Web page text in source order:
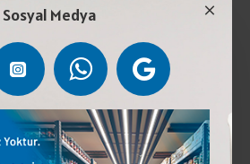
Sosyal Medya
meyveler ve gluten içerir.